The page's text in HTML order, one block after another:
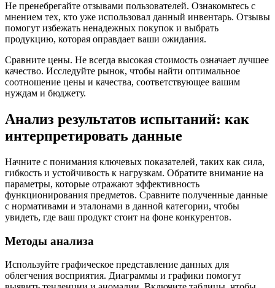
Не пренебрегайте отзывами пользователей. Ознакомьтесь с
мнением тех, кто уже использовал данный инвентарь. Отзывы
помогут избежать ненадежных покупок и выбрать
продукцию, которая оправдает ваши ожидания.
Сравните цены. Не всегда высокая стоимость означает лучшее
качество. Исследуйте рынок, чтобы найти оптимальное
соотношение цены и качества, соответствующее вашим
нуждам и бюджету.
Анализ результатов испытаний: как
интерпретировать данные
Начните с понимания ключевых показателей, таких как сила,
гибкость и устойчивость к нагрузкам. Обратите внимание на
параметры, которые отражают эффективность
функционирования предметов. Сравните полученные данные
с нормативами и эталонами в данной категории, чтобы
увидеть, где ваш продукт стоит на фоне конкурентов.
Методы анализа
Используйте графическое представление данных для
облегчения восприятия. Диаграммы и графики помогут